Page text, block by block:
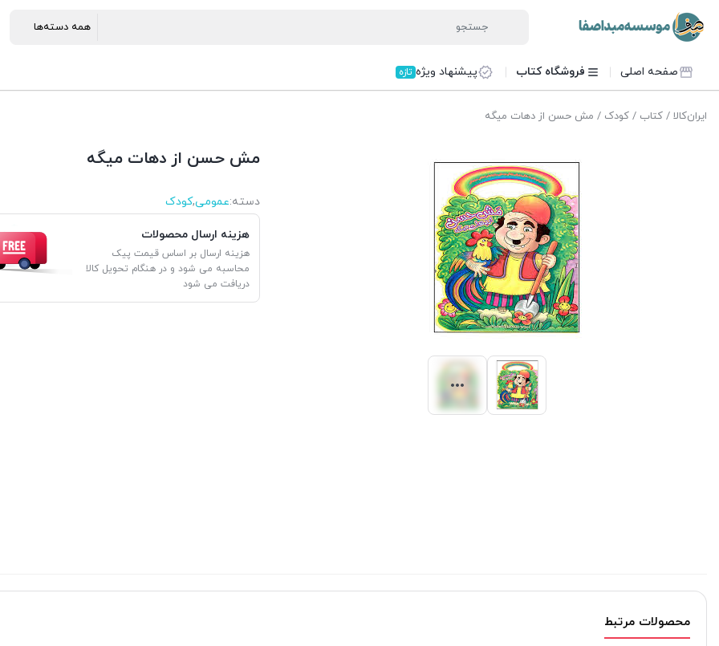
صفحه اصلی فروشگاه کتاب پیشنهاد ویژه تازه
ایران‌کالا / کتاب / کودک / مش حسن از دهات میگه
مش حسن از دهات میگه
دسته:عمومی,کودک
هزینه ارسال محصولات
هزینه ارسال بر اساس قیمت پیک
محاسبه می شود و در هنگام تحویل کالا
دریافت می شود
محصولات مرتبط